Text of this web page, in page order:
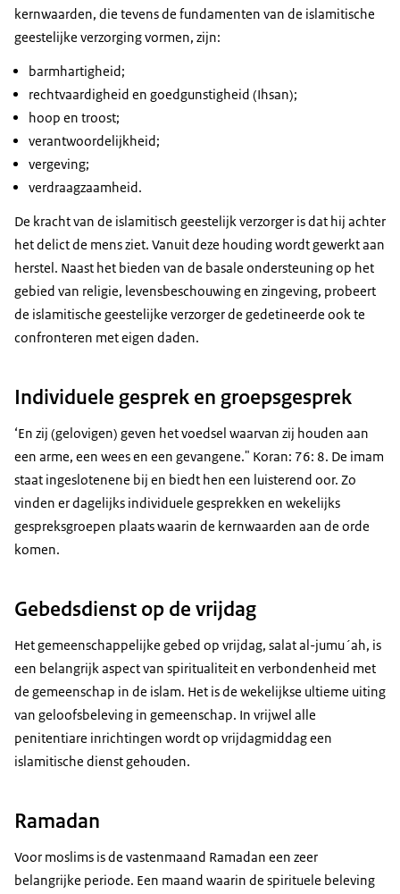
kernwaarden, die tevens de fundamenten van de islamitische
geestelijke verzorging vormen, zijn:
barmhartigheid;
rechtvaardigheid en goedgunstigheid (Ihsan);
hoop en troost;
verantwoordelijkheid;
vergeving;
verdraagzaamheid.
De kracht van de islamitisch geestelijk verzorger is dat hij achter
het delict de mens ziet. Vanuit deze houding wordt gewerkt aan
herstel. Naast het bieden van de basale ondersteuning op het
gebied van religie, levensbeschouwing en zingeving, probeert
de islamitische geestelijke verzorger de gedetineerde ook te
confronteren met eigen daden.
Individuele gesprek en groepsgesprek
‘En zij (gelovigen) geven het voedsel waarvan zij houden aan
een arme, een wees en een gevangene." Koran: 76: 8. De imam
staat ingeslotenene bij en biedt hen een luisterend oor. Zo
vinden er dagelijks individuele gesprekken en wekelijks
gespreksgroepen plaats waarin de kernwaarden aan de orde
komen.
Gebedsdienst op de vrijdag
Het gemeenschappelijke gebed op vrijdag, salat al-jumu´ah, is
een belangrijk aspect van spiritualiteit en verbondenheid met
de gemeenschap in de islam. Het is de wekelijkse ultieme uiting
van geloofsbeleving in gemeenschap. In vrijwel alle
penitentiare inrichtingen wordt op vrijdagmiddag een
islamitische dienst gehouden.
Ramadan
Voor moslims is de vastenmaand Ramadan een zeer
belangrijke periode. Een maand waarin de spirituele beleving